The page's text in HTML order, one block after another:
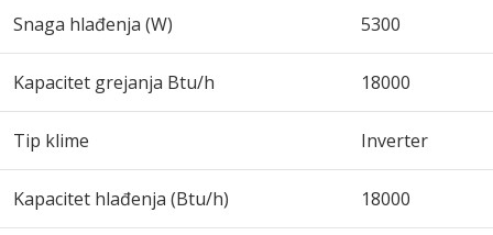
Snaga hlađenja (W) 5300
Kapacitet grejanja Btu/h 18000
Tip klime Inverter
Kapacitet hlađenja (Btu/h) 18000